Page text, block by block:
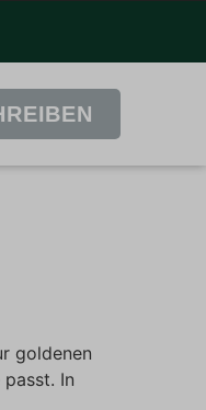
goldenen
In